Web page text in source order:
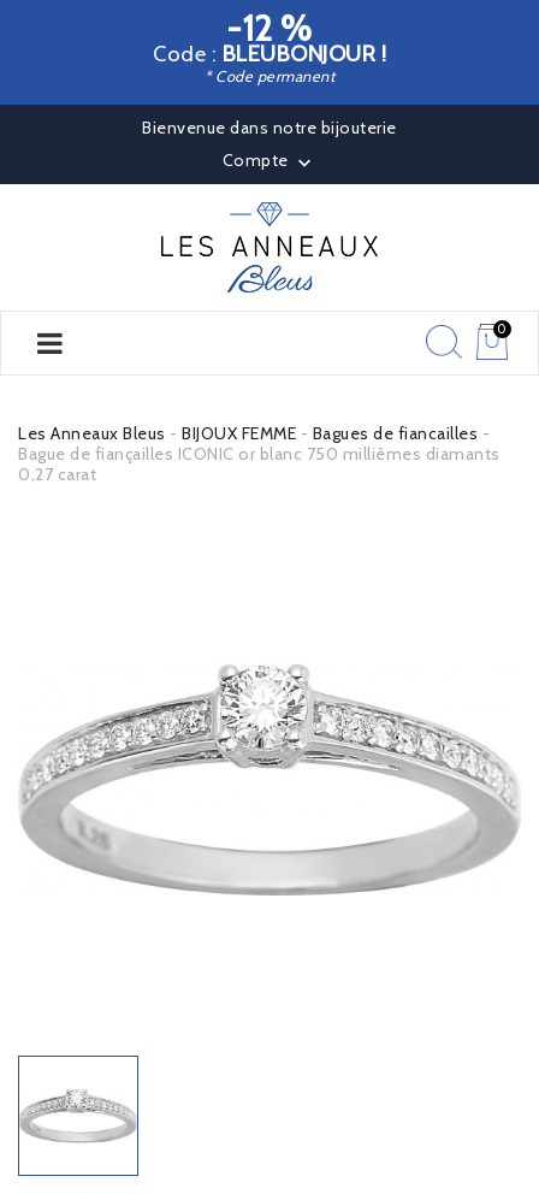
-12 %
Code : BLEUBONJOUR !
* Code permanent
Bienvenue dans notre bijouterie
Compte 
0
Les Anneaux Bleus BIJOUX FEMME
Bagues de fiancailles
Bague de fiançailles ICONIC or blanc 750 millièmes diamants
0,27 carat